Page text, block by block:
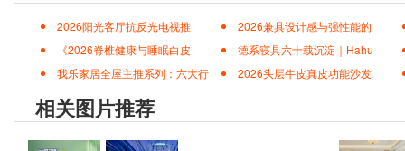
新生代言人杨超越携手松下新风空调醇风
路！
百家争鸣，中国设计新势力山东室内设计高
带领乡镇小厂逆袭为亚洲500强企业，亿合